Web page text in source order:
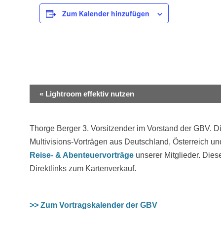
Zum Kalender hinzufügen
Veranstaltung-
Navigation
« Lightroom effektiv nutzen
Thorge Berger 3. Vorsitzender im Vorstand der GBV.
Multivisions-Vorträgen aus Deutschland, Österreich
Reise- & Abenteuervorträge unserer Mitglieder.
Direktlinks zum Kartenverkauf.
>> Zum Vortragskalender der GBV